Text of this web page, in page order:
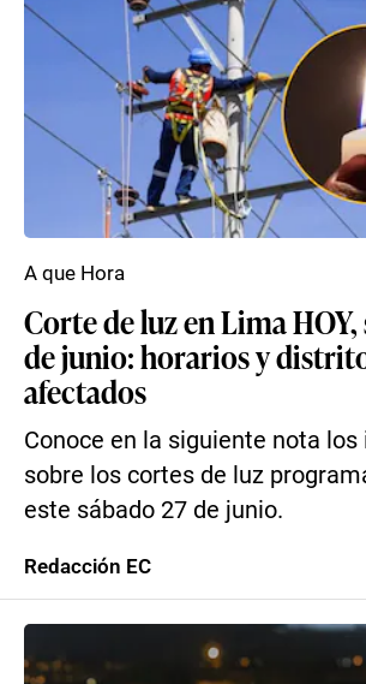
Corte de luz en Lima HOY,
de junio: horarios y
afectados
Conoce en la siguiente nota
sobre los cortes de luz
este sábado 27 de junio.
A que Hora
Redacción EC